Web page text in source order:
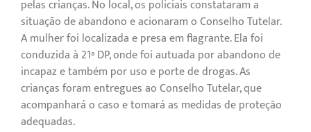
pelas crianças. No local, os policiais constataram a
situação de abandono e acionaram o Conselho Tutelar.
A mulher foi localizada e presa em flagrante. Ela foi
conduzida à 21ª DP, onde foi autuada por abandono de
incapaz e também por uso e porte de drogas. As
crianças foram entregues ao Conselho Tutelar, que
acompanhará o caso e tomará as medidas de proteção
adequadas.